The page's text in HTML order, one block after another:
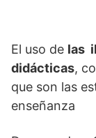
El uso de las
didácticas,
que son las
enseñanza